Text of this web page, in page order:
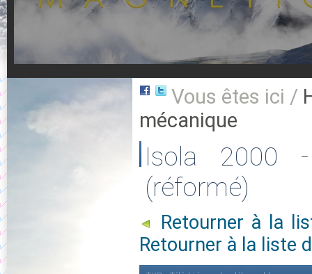
Vous êtes ici /
mécanique
Isola 2000
(réformé)
Retourner à la
Retourner à la liste